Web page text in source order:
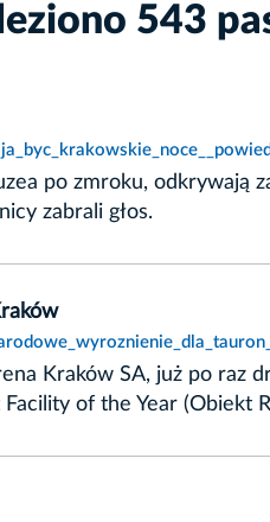
543
po zmroku, odkrywają
zabrali głos.
Kraków SA, już po
of the Year